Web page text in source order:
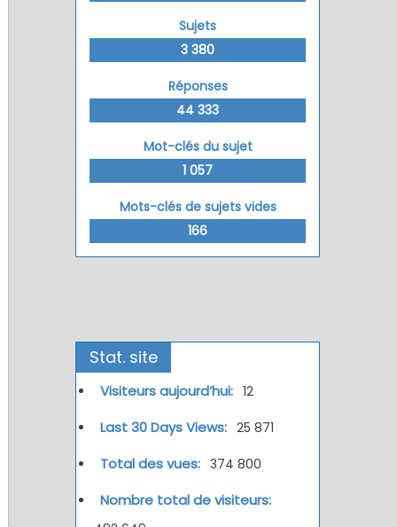
Sujets
3 380
Réponses
44 333
Mot-clés du sujet
1 057
Mots-clés de sujets vides
166
Stat. site
Visiteurs aujourd’hui: 12
Last 30 Days Views: 25 871
Total des vues: 374 800
Nombre total de visiteurs: